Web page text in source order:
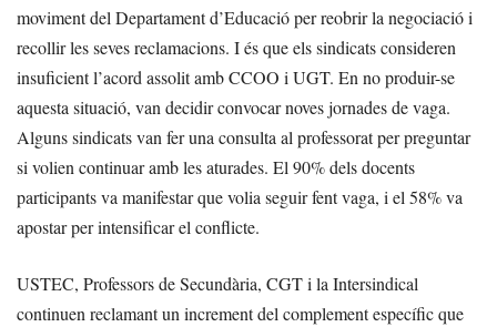
moviment del Departament d’Educació per reobrir la negociació i
recollir les seves reclamacions. I és que els sindicats consideren
insuficient l’acord assolit amb CCOO i UGT. En no produir-se
aquesta situació, van decidir convocar noves jornades de vaga.
Alguns sindicats van fer una consulta al professorat per preguntar
si volien continuar amb les aturades. El 90% dels docents
participants va manifestar que volia seguir fent vaga, i el 58% va
apostar per intensificar el conflicte.
USTEC, Professors de Secundària, CGT i la Intersindical
continuen reclamant un increment del complement específic que